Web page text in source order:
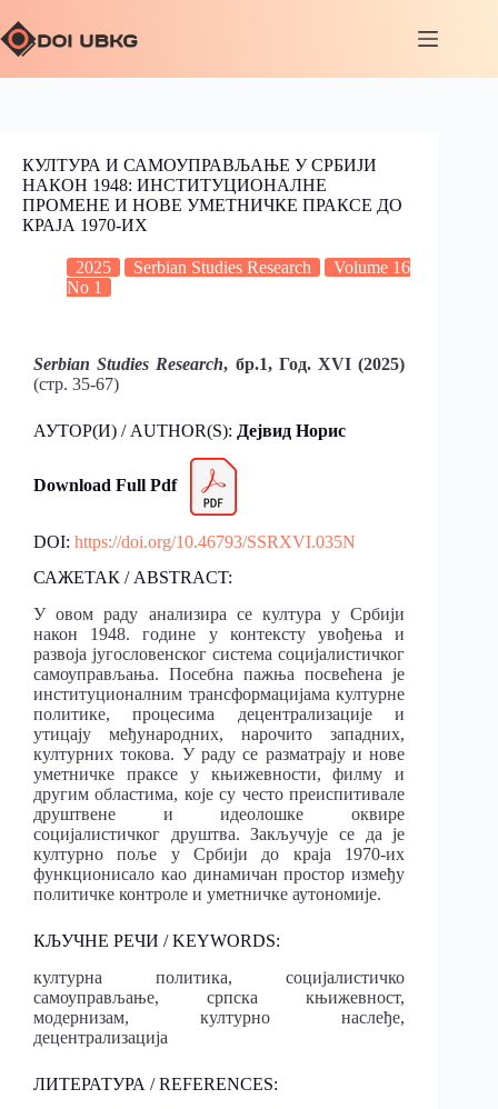
КУЛТУРА И САМОУПРАВЉАЊЕ У СРБИЈИ
НАКОН 1948: ИНСТИТУЦИОНАЛНЕ
ПРОМЕНЕ И НОВЕ УМЕТНИЧКЕ ПРАКСЕ ДО
КРАЈА 1970-ИХ
2025 Serbian Studies Research
Volume 16
No 1
Serbian Studies Research, бр.1, Год. XVI (2025)
(стр. 35-67)
АУТОР(И) / AUTHOR(S): Дејвид Норис
Download Full Pdf
DOI: https://doi.org/10.46793/SSRXVI.035N
САЖЕТАК / ABSTRACT:
У овом раду анализира се култура у Србији
након 1948. године у контексту увођења и
развоја југословенског система социјалистичког
самоуправљања. Посебна пажња посвећена је
институционалним трансформацијама културне
политике, процесима децентрализације и
утицају међународних, нарочито западних,
културних токова. У раду се разматрају и нове
уметничке праксе у књижевности, филму и
другим областима, које су често преиспитивале
друштвене и идеолошке оквире
социјалистичког друштва. Закључује се да је
културно поље у Србији до краја 1970-их
функционисало као динамичан простор између
политичке контроле и уметничке аутономије.
КЉУЧНЕ РЕЧИ / KEYWORDS:
културна политика, социјалистичко
самоуправљање, српска књижевност,
модернизам, културно наслеђе,
децентрализација
ЛИТЕРАТУРА / REFERENCES: